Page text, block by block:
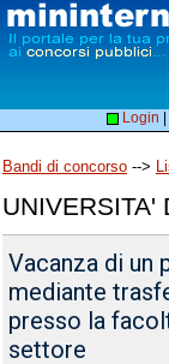
Login
Bandi di concorso -->
UNIVERSITA'
Vacanza di un
mediante
presso la
settore